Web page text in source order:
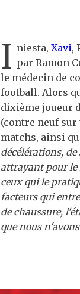
I niesta,Xavi,
par Ramon
le médecin de
football. Alors
dixième joueur
(contre neuf sur
matchs, ainsi
décélérations,
attrayant pour le
ceux qui le
facteurs qui
de chaussure,
que nous